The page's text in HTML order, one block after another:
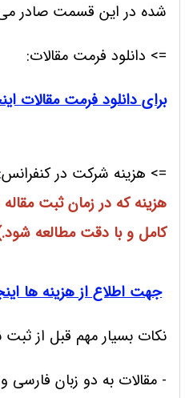
شده در این قسمت صادر
=> دانلود فرمت مقالات:
برای دانلود فرمت مقالات
=> هزینه شرکت در کنفرانس:
هزینه که در زمان ثبت
کامل و با دقت مطالعه
جهت اطلاع از هزینه ها
نکات بسیار مهم قبل از ثبت
- مقالات به دو زبان فارسی